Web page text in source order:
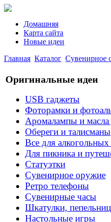
Домашняя
Карта сайта
Новые идеи
Главная Каталог Сувенирное
Оригинальные идеи
USB гаджеты
Фоторамки и
Аромалампы и масла
Обереги и талисманы
Все для алкогольных
Для пикника и
Статуэтки
Сувенирное оружие
Ретро телефоны
Сувенирные часы
Шкатулки,
Настольные игры